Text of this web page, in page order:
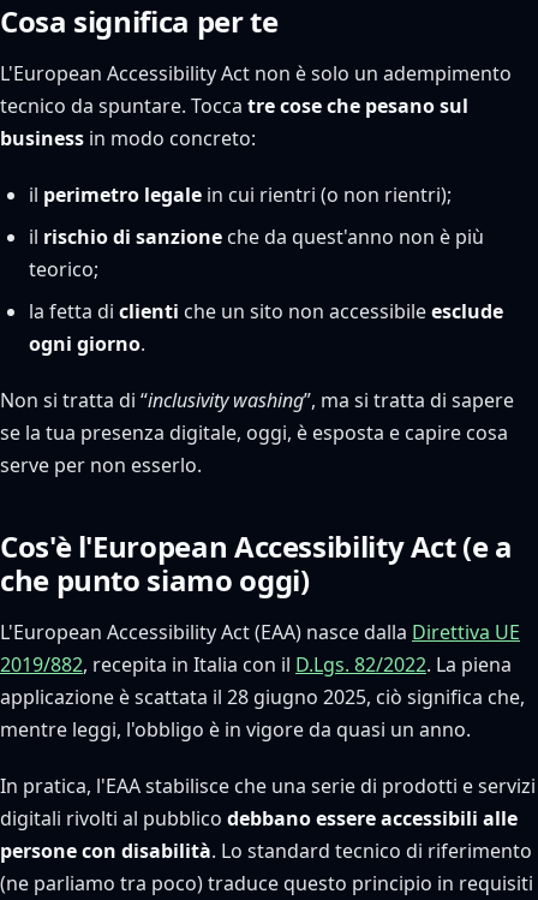
Cosa significa per te
L'European Accessibility Act non è solo un adempimento
tecnico da spuntare. Tocca tre cose che pesano sul
business in modo concreto:
il perimetro legale in cui rientri (o non rientri);
il rischio di sanzione che da quest'anno non è più
teorico;
la fetta di clienti che un sito non accessibileesclude
ogni giorno.
Non si tratta di “inclusivity washing”, ma si tratta di sapere
se la tua presenza digitale, oggi, è esposta e capire cosa
serve per non esserlo.
Cos'è l'European Accessibility Act (e a
che punto siamo oggi)
L'European Accessibility Act (EAA) nasce dalla Direttiva UE
2019/882, recepita in Italia con il D.Lgs. 82/2022. La piena
applicazione è scattata il 28 giugno 2025, ciò significa che,
mentre leggi, l'obbligo è in vigore da quasi un anno.
In pratica, l'EAA stabilisce che una serie di prodotti e servizi
digitali rivolti al pubblico debbano essere accessibili alle
persone con disabilità. Lo standard tecnico di riferimento
(ne parliamo tra poco) traduce questo principio in requisiti